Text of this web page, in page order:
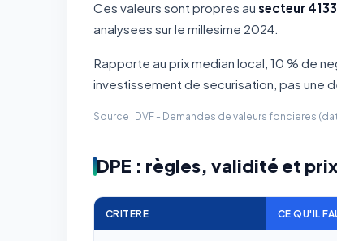
Ces valeurs sont propres au secteur
analysees sur le millesime 2024.
Rapporte au prix median local, 10 % de
investissement de securisation, pas une
Source : DVF - Demandes de valeurs foncieres
DPE : règles, validité et
CRITERE CE QU'IL